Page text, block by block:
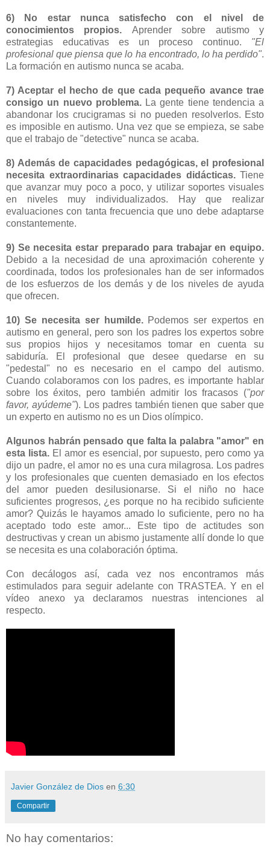
6) No estar nunca satisfecho con el nivel de
conocimientos propios. Aprender sobre autismo y
estrategias educativas es un proceso continuo. "El
profesional que piensa que lo ha encontrado, lo ha perdido".
La formación en autismo nunca se acaba.
7) Aceptar el hecho de que cada pequeño avance trae
consigo un nuevo problema. La gente tiene tendencia a
abandonar los crucigramas si no pueden resolverlos. Esto
es imposible en autismo. Una vez que se empieza, se sabe
que el trabajo de "detective" nunca se acaba.
8) Además de capacidades pedagógicas, el profesional
necesita extraordinarias capacidades didácticas.Tiene
que avanzar muy poco a poco, y utilizar soportes visuales
en niveles muy individualizados. Hay que realizar
evaluaciones con tanta frecuencia que uno debe adaptarse
constantemente.
9) Se necesita estar preparado para trabajar en equipo.
Debido a la necesidad de una aproximación coherente y
coordinada, todos los profesionales han de ser informados
de los esfuerzos de los demás y de los niveles de ayuda
que ofrecen.
10) Se necesita ser humilde.Podemos ser expertos en
autismo en general, pero son los padres los expertos sobre
sus propios hijos y necesitamos tomar en cuenta su
sabiduría. El profesional que desee quedarse en su
"pedestal" no es necesario en el campo del autismo.
Cuando colaboramos con los padres, es importante hablar
sobre los éxitos, pero también admitir los fracasos ("por
favor, ayúdeme"). Los padres también tienen que saber que
un experto en autismo no es un Dios olímpico.
Algunos habrán pensado que falta la palabra "amor" en
esta lista.El amor es esencial, por supuesto, pero como ya
dijo un padre, el amor no es una cura milagrosa. Los padres
y los profesionales que cuenten demasiado en los efectos
del amor pueden desilusionarse. Si el niño no hace
suficientes progresos, ¿es porque no ha recibido suficiente
amor? Quizás le hayamos amado lo suficiente, pero no ha
aceptado todo este amor... Este tipo de actitudes son
destructivas y crean un abismo justamente allí donde lo que
se necesita es una colaboración óptima.
Con decálogos así, cada vez nos encontramos más
estimulados para seguir adelante con TRASTEA. Y en el
vídeo anexo ya declaramos nuestras intenciones al
respecto.
Javier González de Dios en 6:30
Compartir
No hay comentarios: